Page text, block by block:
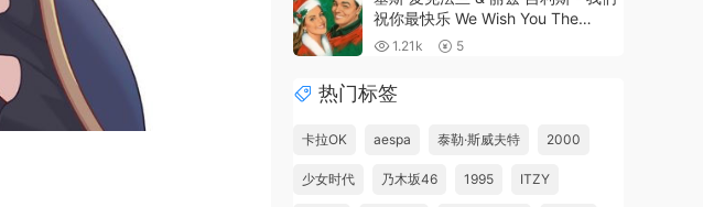
祝你最快乐 We Wish You The
Merriest (2023) [24bit/96kHz] [H-
1.21k 5
热门标签
卡拉OK aespa 泰勒·斯威夫特 2000
少女时代 乃木坂46 1995 ITZY